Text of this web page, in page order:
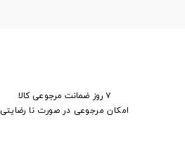
۷ روز ضمانت مرجوعی کالا
امکان مرجوعی در صورت نا رضایتی